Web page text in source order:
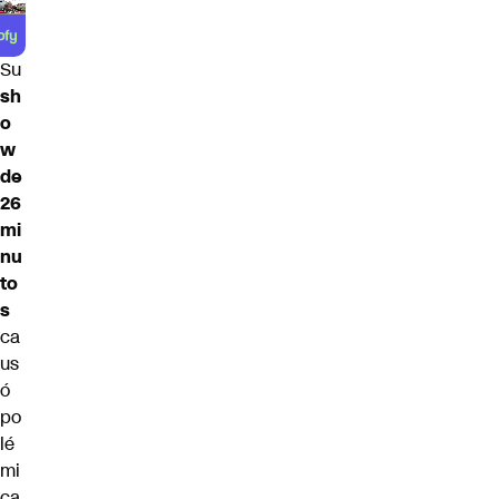
Su
sh
o
w
de
26
mi
nu
to
s
ca
us
ó
po
lé
mi